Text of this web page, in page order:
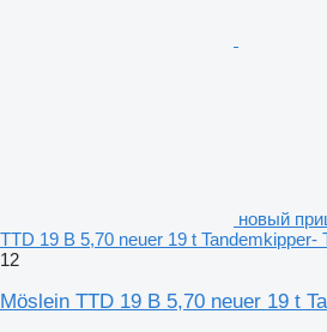
новый
TTD 19 B 5,70 neuer 19 t Tandemkipper-
12
Möslein TTD 19 B 5,70 neuer 19 t